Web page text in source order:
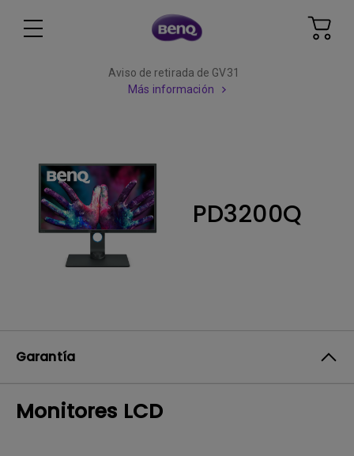
Aviso de retirada de GV31
Más información
PD3200Q
Garantía
Monitores LCD